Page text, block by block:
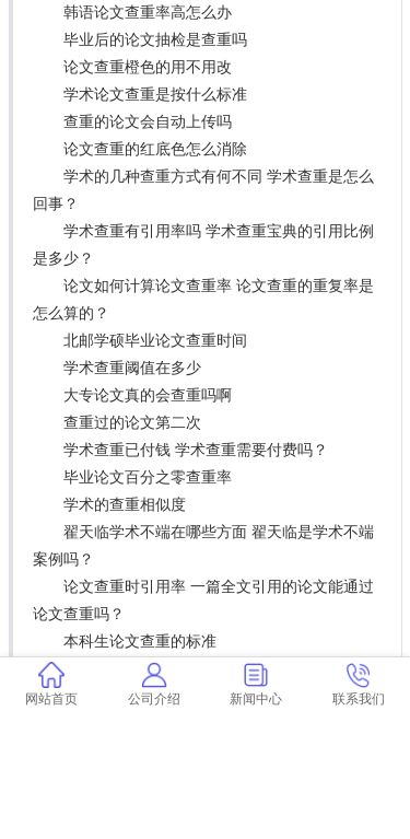
韩语论文查重率高怎么办
毕业后的论文抽检是查重吗
论文查重橙色的用不用改
学术论文查重是按什么标准
查重的论文会自动上传吗
论文查重的红底色怎么消除
学术的几种查重方式有何不同 学术查重是怎么
回事？
学术查重有引用率吗 学术查重宝典的引用比例
是多少？
论文如何计算论文查重率 论文查重的重复率是
怎么算的？
北邮学硕毕业论文查重时间
学术查重阈值在多少
大专论文真的会查重吗啊
查重过的论文第二次
学术查重已付钱 学术查重需要付费吗？
毕业论文百分之零查重率
学术的查重相似度
翟天临学术不端在哪些方面 翟天临是学术不端
案例吗？
论文查重时引用率 一篇全文引用的论文能通过
论文查重吗？
本科生论文查重的标准
解释论文查重率高的原因
赤水专科论文查重
网站首页 公司介绍 新闻中心 联系我们